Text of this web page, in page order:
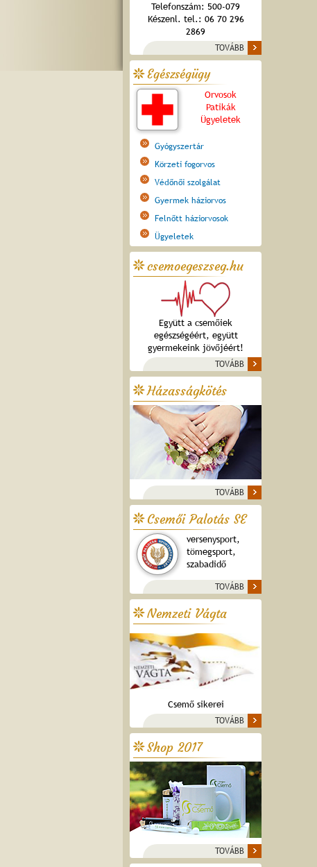
Telefonszám: 500-079
Készenl. tel.: 06 70 296
2869
TOVÁBB
Egészségügy
Orvosok
Patikák
Ügyeletek
Gyógyszertár
Körzeti fogorvos
Védőnői szolgálat
Gyermek háziorvos
Felnőtt háziorvosok
Ügyeletek
csemoegeszseg.hu
Együtt a csemőiek
egészségéért, együtt
gyermekeink jövőjéért!
TOVÁBB
Házasságkötés
TOVÁBB
Csemői Palotás SE
versenysport,
tömegsport,
szabadidő
TOVÁBB
Nemzeti Vágta
Csemő sikerei
TOVÁBB
Shop 2017
TOVÁBB